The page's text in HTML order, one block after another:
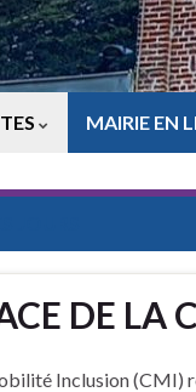
MAIRIE EN
DE LA
Inclusion (CMI)